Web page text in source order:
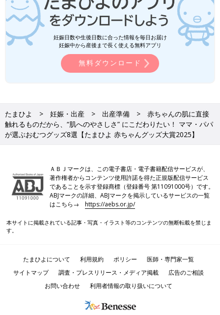
妊娠日数や生後日数に合った情報を毎日お届け
妊娠中から産後まで長く使える無料アプリ
無料ダウンロード
たまひよ 妊娠・出産 出産準備
赤ちゃんの肌に直接
触れるものだから、“肌へのやさしさ” にこだわりたい！ ママ・パパ
が選ぶおむつグッズ8選【たまひよ 赤ちゃんグッズ大賞2025】
ＡＢＪマークは、この電子書店・電子書籍配信サービスが、
著作権者からコンテンツ使用許諾を得た正規版配信サービス
であることを示す登録商標（登録番号 第11091000号）です。
ABJマークの詳細、ABJマークを掲示しているサービスの一覧
はこちら→https://aebs.or.jp/
本サイトに掲載されている記事・写真・イラスト等のコンテンツの無断転載を禁じま
す。
たまひよについて 利用規約 ポリシー
医師・専門家一覧
サイトマップ
調査・プレスリリース・メディア掲載
広告のご相談
お問い合わせ
利用者情報の取り扱いについて